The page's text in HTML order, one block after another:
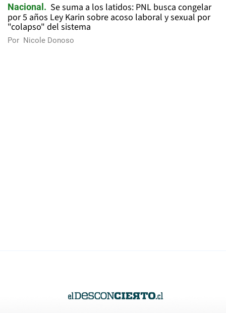
Nacional
Se suma a los latidos: PNL busca congelar
por 5 años Ley Karin sobre acoso laboral y sexual por
"colapso" del sistema
Por Nicole Donoso